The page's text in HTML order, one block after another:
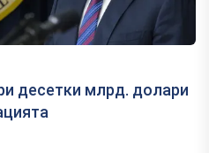
десетки млрд. долари